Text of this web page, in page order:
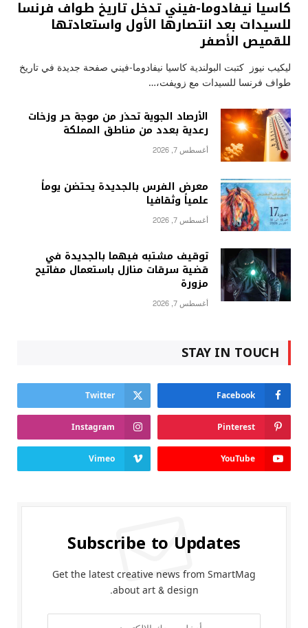
كاسيا نيفادوما-فيني تدخل تاريخ طواف فرنسا
للسيدات بعد انتصارها الأول واستعادتها
للقميص الأصفر
ليكيب نيوز كتبت البولندية كاسيا نيفادوما-فيني صفحة جديدة في تاريخ
طواف فرنسا للسيدات مع زويفت،…
الأرصاد الجوية تحذر من موجة حر وزخات
رعدية بعدد من مناطق المملكة
أغسطس 7, 2026
معرض الفرس بالجديدة يحتضن يوماً
علمياً وثقافيا
أغسطس 7, 2026
توقيف مشتبه فيهما بالجديدة في
قضية سرقات منازل باستعمال مفاتيح
مزورة
أغسطس 7, 2026
STAY IN TOUCH
Facebook
Twitter
Pinterest
Instagram
YouTube
Vimeo
Subscribe to Updates
Get the latest creative news from SmartMag
about art & design.